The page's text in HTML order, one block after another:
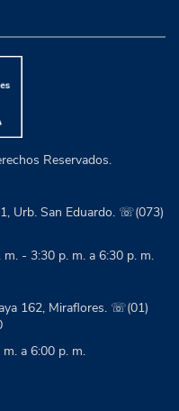
Reservados.
Urb. San Eduardo. ☏(073)
- 3:30 p. m. a 6:30 p. m.
162, Miraflores. ☏(01)
a 6:00 p. m.